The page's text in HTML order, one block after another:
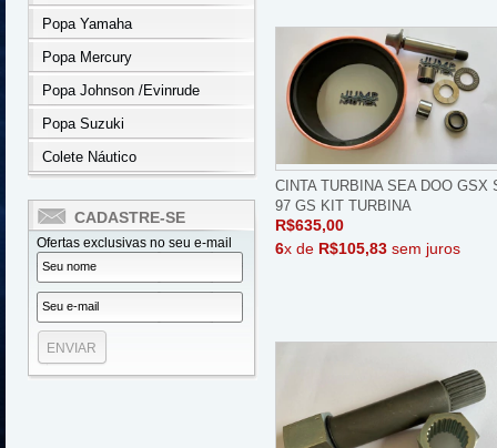
Popa Yamaha
Popa Mercury
Popa Johnson /Evinrude
Popa Suzuki
Colete Náutico
CADASTRE-SE
Ofertas exclusivas no seu e-mail
CINTA TURBINA SEA DOO GSX
97 GS KIT TURBINA
R$635,00
6x de R$105,83 sem juros